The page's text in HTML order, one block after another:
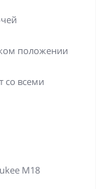
положении
со всеми
M18